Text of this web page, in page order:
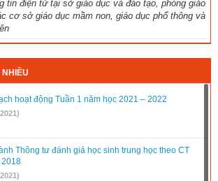
tin điện tử tại sở giáo dục và đào tạo, phòng giáo
cơ sở giáo dục mầm non, giáo dục phổ thông và
NHIỀU
hoạt động Tuần 1 năm học 2021 – 2022
Thông tư đánh giá học sinh trung học theo CT
2018